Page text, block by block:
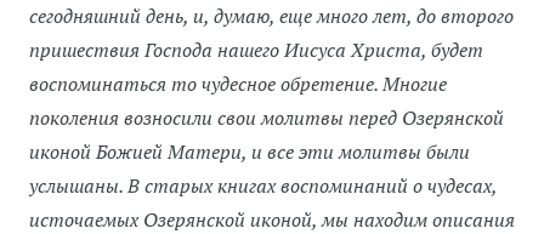
сегодняшний день, и, думаю, еще много лет, до второго
пришествия Господа нашего Иисуса Христа, будет
воспоминаться то чудесное обретение. Многие
поколения возносили свои молитвы перед Озерянской
иконой Божией Матери, и все эти молитвы были
услышаны. В старых книгах воспоминаний о чудесах,
источаемых Озерянской иконой, мы находим описания